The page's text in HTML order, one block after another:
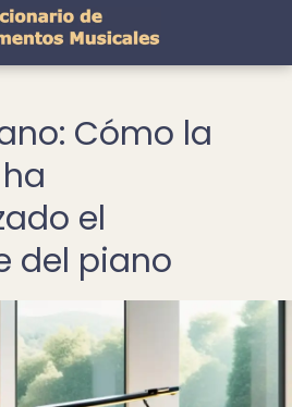
Cómo la
el
del piano